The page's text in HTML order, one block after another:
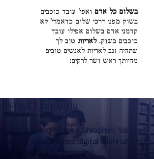
בשלום כל אדם ואפי' עובד כוכבים
בשוק מפני דרכי שלום כדאמרי' לא
קדמני אדם בשלום אפילו עובד
כוכבים בשוק.לאריותטוב לך
שתהיה זנב לאריות לאנשים טובים
מהיותך ראש ושר לרקים:
your Learning
Mishnayos for a Shloshim, Yahrzeit
create a free digital Mishnah chart
of your learning.